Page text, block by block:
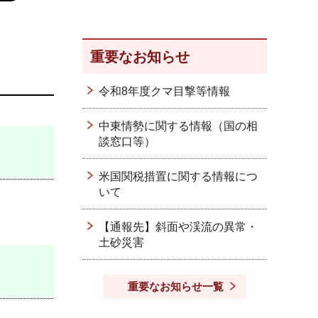
重要なお知らせ
令和8年度クマ目撃等情報
中東情勢に関する情報（国の相
談窓口等）
米国関税措置に関する情報につ
いて
【通報先】斜面や渓流の異常・
土砂災害
重要なお知らせ一覧